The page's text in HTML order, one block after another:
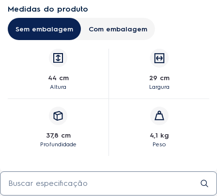
Medidas do produto
Sem embalagem Com embalagem
44 cm
Altura
29 cm
Largura
37,8 cm
Profundidade
4,1 kg
Peso